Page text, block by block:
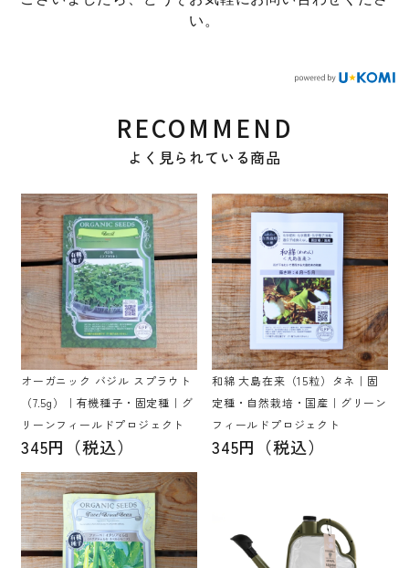
い。
RECOMMEND
よく見られている商品
オーガニック バジル スプラウト
（7.5g）｜有機種子・固定種｜グ
リーンフィールドプロジェクト
345円（税込）
和綿 大島在来（15粒）タネ｜固
定種・自然栽培・国産｜グリーン
フィールドプロジェクト
345円（税込）